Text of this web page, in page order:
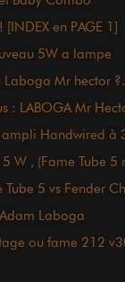
[INDEX en PAGE 1]
5W a lampe
Laboga Mr hector
: LABOGA Mr
ampli Handwired à
W , (Fame Tube 5
Tube 5 vs Fender
Laboga
ou fame 212